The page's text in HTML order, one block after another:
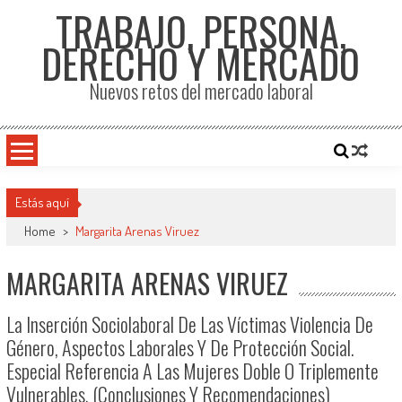
TRABAJO, PERSONA,
DERECHO Y MERCADO
Nuevos retos del mercado laboral
Estás aquí
Home > Margarita Arenas Viruez
MARGARITA ARENAS VIRUEZ
La Inserción Sociolaboral De Las Víctimas Violencia De
Género, Aspectos Laborales Y De Protección Social.
Especial Referencia A Las Mujeres Doble O Triplemente
Vulnerables. (Conclusiones Y Recomendaciones)